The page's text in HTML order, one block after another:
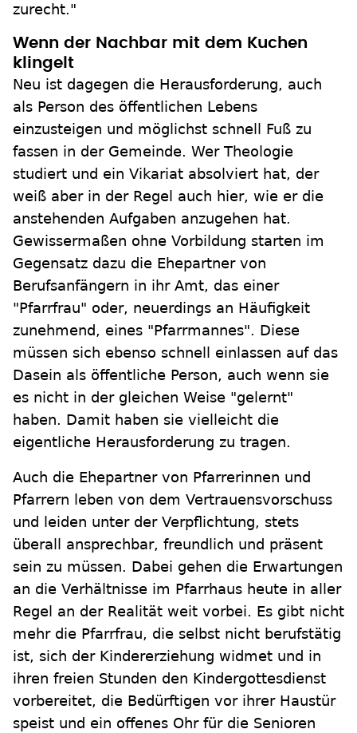
zurecht."
Wenn der Nachbar mit dem Kuchen
klingelt
Neu ist dagegen die Herausforderung, auch
als Person des öffentlichen Lebens
einzusteigen und möglichst schnell Fuß zu
fassen in der Gemeinde. Wer Theologie
studiert und ein Vikariat absolviert hat, der
weiß aber in der Regel auch hier, wie er die
anstehenden Aufgaben anzugehen hat.
Gewissermaßen ohne Vorbildung starten im
Gegensatz dazu die Ehepartner von
Berufsanfängern in ihr Amt, das einer
"Pfarrfrau" oder, neuerdings an Häufigkeit
zunehmend, eines "Pfarrmannes". Diese
müssen sich ebenso schnell einlassen auf das
Dasein als öffentliche Person, auch wenn sie
es nicht in der gleichen Weise "gelernt"
haben. Damit haben sie vielleicht die
eigentliche Herausforderung zu tragen.
Auch die Ehepartner von Pfarrerinnen und
Pfarrern leben von dem Vertrauensvorschuss
und leiden unter der Verpflichtung, stets
überall ansprechbar, freundlich und präsent
sein zu müssen. Dabei gehen die Erwartungen
an die Verhältnisse im Pfarrhaus heute in aller
Regel an der Realität weit vorbei. Es gibt nicht
mehr die Pfarrfrau, die selbst nicht berufstätig
ist, sich der Kindererziehung widmet und in
ihren freien Stunden den Kindergottesdienst
vorbereitet, die Bedürftigen vor ihrer Haustür
speist und ein offenes Ohr für die Senioren